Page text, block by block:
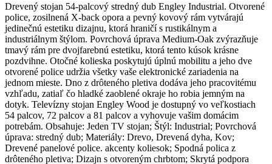
Drevený stojan 54-palcový stredný dub Engley Industrial. Otvorené
police, zosilnená X-back opora a pevný kovový rám vytvárajú
jedinečnú estetiku dizajnu, ktorá hraničí s rustikálnym a
industriálnym štýlom. Povrchová úprava Medium-Oak zvýrazňuje
tmavý rám pre dvojfarebnú estetiku, ktorá tento kúsok krásne
pozdvihne. Otočné kolieska poskytujú úplnú mobilitu a jeho dve
otvorené police udržia všetky vaše elektronické zariadenia na
jednom mieste. Dno z drôteného pletiva dodáva jeho pracovitému
vzhľadu, zatiaľ čo hladké zaoblené okraje ho robia jemným na
dotyk. Televízny stojan Engley Wood je dostupný vo veľkostiach
54 palcov, 72 palcov a 81 palcov a vyhovuje vašim domácim
potrebám. Obsahuje: Jeden TV stojan; Štýl: Industrial; Povrchová
úprava: stredný dub; Materiály: Drevo, Drevená dyha, Kov;
Drevené panelové police. akcenty koliesok; Spodná polica z
drôteného pletiva; Dizajn s otvoreným chrbtom; Skrytá podpora